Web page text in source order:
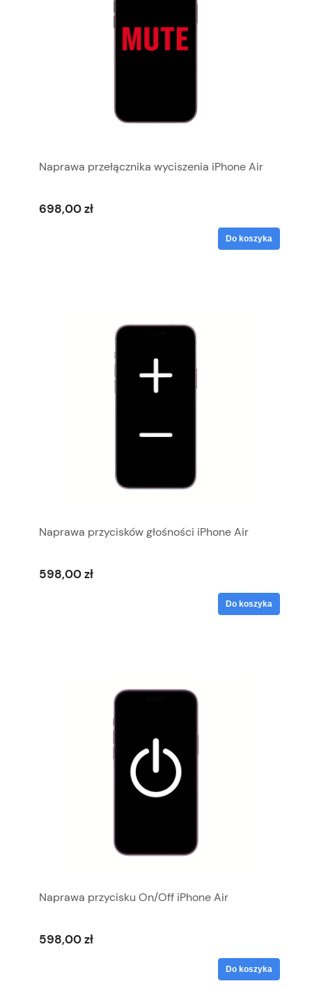
Naprawa przełącznika wyciszenia iPhone Air
698,00 zł
Do koszyka
Naprawa przycisków głośności iPhone Air
598,00 zł
Do koszyka
Naprawa przycisku On/Off iPhone Air
598,00 zł
Do koszyka